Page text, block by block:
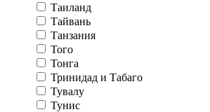
Таиланд
Тайвань
Танзания
Того
Тонга
Тринидад и Табаго
Тувалу
Тунис